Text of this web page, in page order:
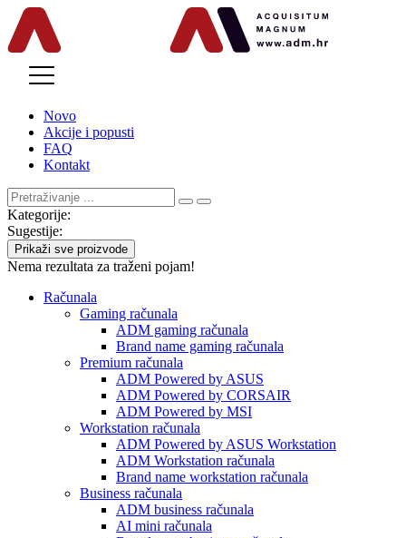
Novo
Akcije i popusti
FAQ
Kontakt
Kategorije:
Sugestije:
Prikaži sve proizvode
Nema rezultata za traženi pojam!
Računala
Gaming računala
ADM gaming računala
Brand name gaming računala
Premium računala
ADM Powered by ASUS
ADM Powered by CORSAIR
ADM Powered by MSI
Workstation računala
ADM Powered by ASUS Workstation
ADM Workstation računala
Brand name workstation računala
Business računala
ADM business računala
AI mini računala